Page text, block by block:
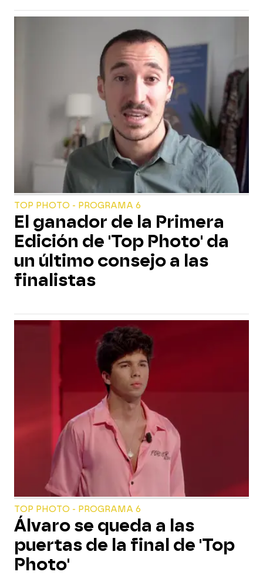
TOP PHOTO - PROGRAMA 6
El ganador de la Primera
Edición de 'Top Photo' da
un último consejo a las
finalistas
TOP PHOTO - PROGRAMA 6
Álvaro se queda a las
puertas de la final de 'Top
Photo'